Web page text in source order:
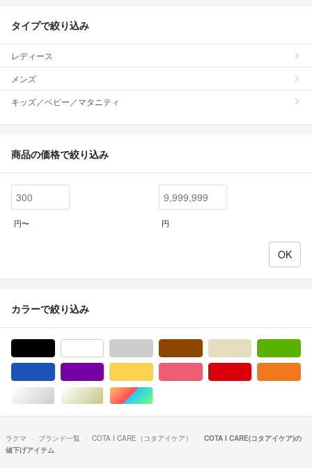
タイプで絞り込み
レディース
メンズ
キッズ／ベビー／マタニティ
商品の価格で絞り込み
円〜 円
カラーで絞り込み
シルバー/銀色系ゴールド/金色系マルチカラー
ラクマ ブランド一覧 COTA I CARE（コタアイケア）
COTA I CARE(コタアイケア)の
値下げアイテム